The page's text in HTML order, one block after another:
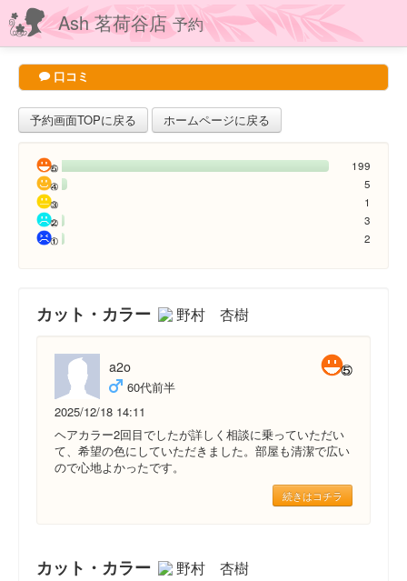
Ash 茗荷谷店予約
口コミ
予約画面TOPに戻る ホームページに戻る
199
5
1
3
2
カット・カラー 野村 杏樹
a2o
60代前半
2025/12/18 14:11
ヘアカラー2回目でしたが詳しく相談に乗っていただい
て、希望の色にしていただきました。部屋も清潔で広い
ので心地よかったです。
続きはコチラ
カット・カラー 野村 杏樹